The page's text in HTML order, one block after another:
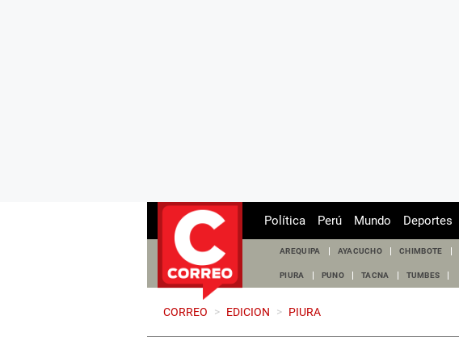
Política Perú Mundo Deportes
AREQUIPA AYACUCHO CHIMBOTE
PIURA PUNO TACNA TUMBES
CORREO > EDICION > PIURA